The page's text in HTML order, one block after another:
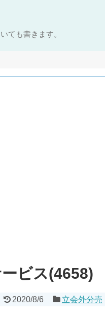
ても書きます。
ビス(4658)
2020/8/6 立会外分売